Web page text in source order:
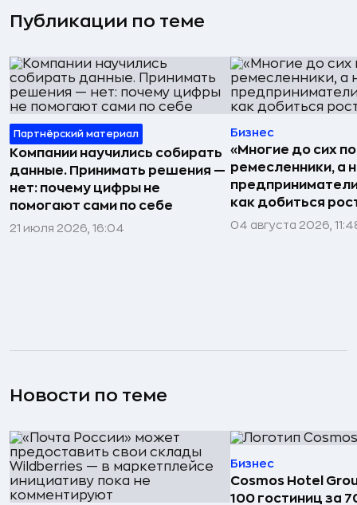
Публикации по теме
Партнёрский материал
Компании научились собирать
данные. Принимать решения —
нет: почему цифры не
помогают сами по себе
21 июля 2026, 16:04
Бизнес
«Многие до сих
ремесленники, а
как добиться
04 августа 2026,
Новости по теме
Бизнес
Cosmos Hotel
100 гостиниц за